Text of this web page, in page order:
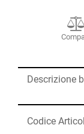
Descrizione
Codice